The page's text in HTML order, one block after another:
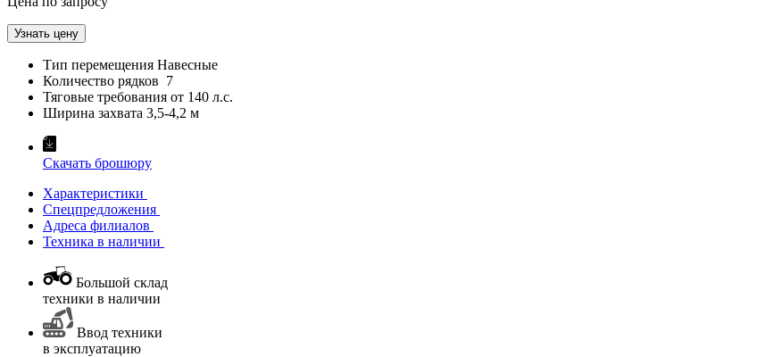
Узнать цену
Тип перемещения Навесные
Количество рядков 7
Тяговые требования от 140 л.с.
Ширина захвата 3,5-4,2 м
Скачать брошюру
Характеристики
Спецпредложения
Адреса филиалов
Техника в наличии
Большой склад
техники в наличии
Ввод техники
в эксплуатацию